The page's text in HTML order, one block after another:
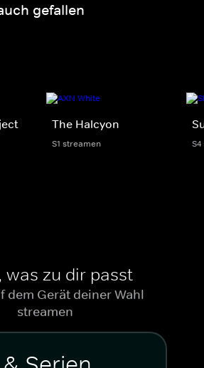
gefallen
The Halcyon
S1 streamen
was zu dir passt
dem Gerät deiner Wahl
streamen